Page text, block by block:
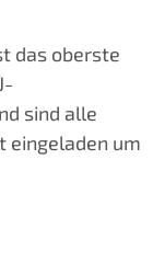
das oberste
sind alle
eingeladen um